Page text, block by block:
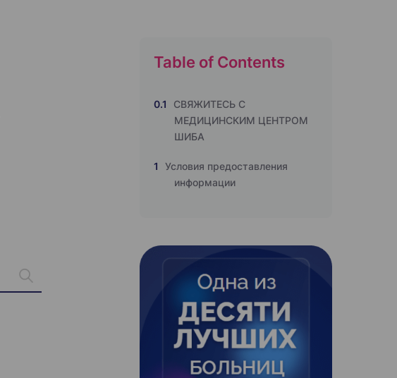
Table of Contents
0.1
СВЯЖИТЕСЬ С
МЕДИЦИНСКИМ ЦЕНТРОМ
ШИБА
1
Условия предоставления
информации